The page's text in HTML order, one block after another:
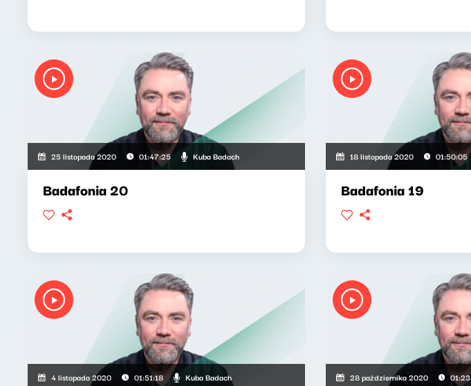
25 listopada 2020 01:47:25 Kuba Badach
Badafonia 20
18 listopada 2020 01:50:05
Badafonia 19
4 listopada 2020 01:51:18 Kuba Badach 28 października 2020